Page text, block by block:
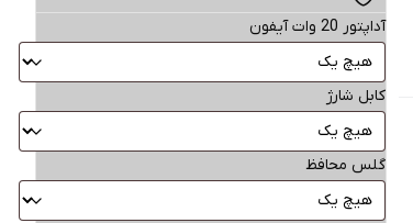
آداپتور 20 وات آیفون
کابل شارژ
گلس محافظ